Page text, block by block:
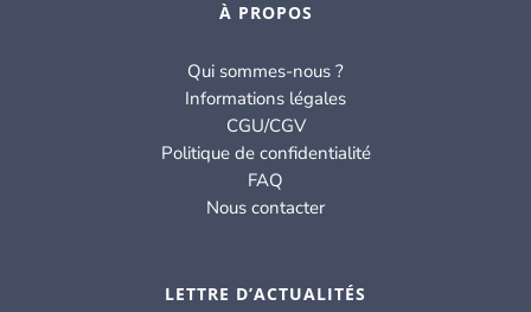
À PROPOS
Qui sommes-nous ?
Informations légales
CGU/CGV
Politique de confidentialité
FAQ
Nous contacter
LETTRE D’ACTUALITÉS